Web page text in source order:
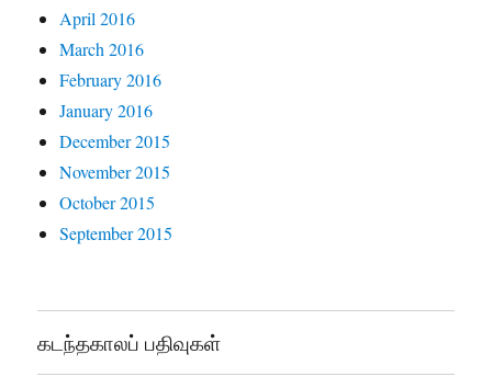
April 2016
March 2016
February 2016
January 2016
December 2015
November 2015
October 2015
September 2015
கடந்தகாலப் பதிவுகள்